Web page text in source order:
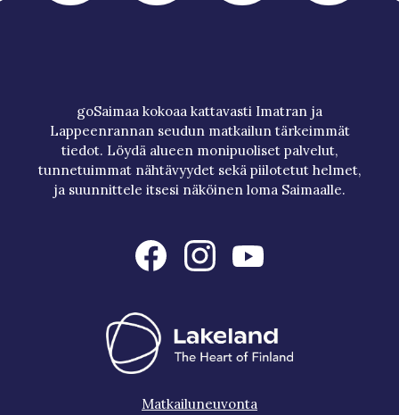
goSaimaa kokoaa kattavasti Imatran ja
Lappeenrannan seudun matkailun tärkeimmät
tiedot. Löydä alueen monipuoliset palvelut,
tunnetuimmat nähtävyydet sekä piilotetut helmet,
ja suunnittele itsesi näköinen loma Saimaalle.
Matkailuneuvonta